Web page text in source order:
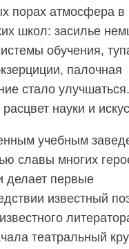
порах атмосфера в
школ: засилье
обучения,
палочная
стало
науки и
учебным
славы многих
делает первые
известный
театральный